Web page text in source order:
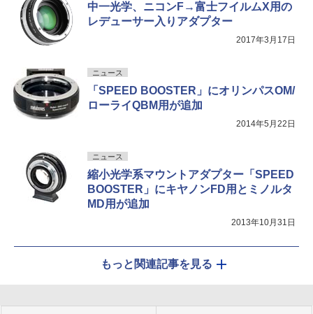
中一光学、ニコンF→富士フイルムX用の
レデューサー入りアダプター
2017年3月17日
ニュース
「SPEED BOOSTER」にオリンパスOM/
ローライQBM用が追加
2014年5月22日
ニュース
縮小光学系マウントアダプター「SPEED
BOOSTER」にキヤノンFD用とミノルタ
MD用が追加
2013年10月31日
もっと関連記事を見る